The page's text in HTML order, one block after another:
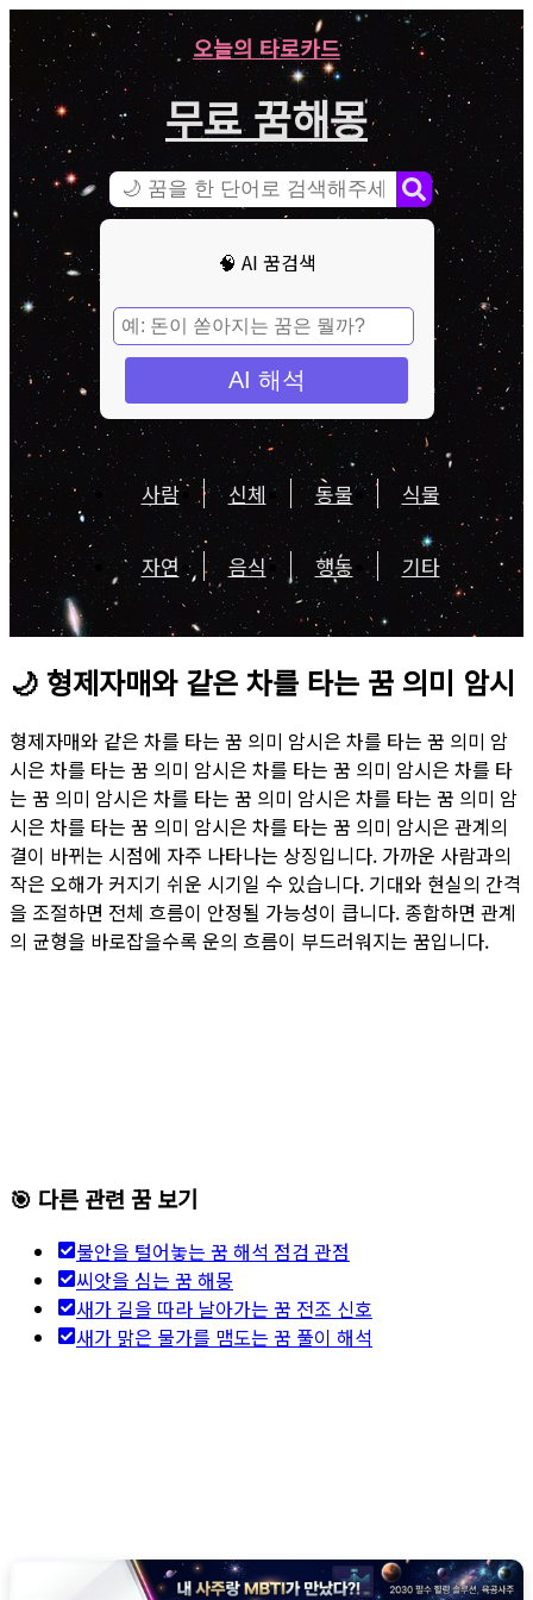
오늘의 타로카드
무료 꿈해몽
🧠 AI 꿈검색
AI 해석
사람 신체 동물 식물
자연 음식 행동 기타
🌙 형제자매와 같은 차를 타는 꿈 의미 암시
형제자매와 같은 차를 타는 꿈 의미 암시은 차를 타는 꿈 의미 암
시은 차를 타는 꿈 의미 암시은 차를 타는 꿈 의미 암시은 차를 타
는 꿈 의미 암시은 차를 타는 꿈 의미 암시은 차를 타는 꿈 의미 암
시은 차를 타는 꿈 의미 암시은 차를 타는 꿈 의미 암시은 관계의
결이 바뀌는 시점에 자주 나타나는 상징입니다. 가까운 사람과의
작은 오해가 커지기 쉬운 시기일 수 있습니다. 기대와 현실의 간격
을 조절하면 전체 흐름이 안정될 가능성이 큽니다. 종합하면 관계
의 균형을 바로잡을수록 운의 흐름이 부드러워지는 꿈입니다.
🎯 다른 관련 꿈 보기
불안을 털어놓는 꿈 해석 점검 관점
씨앗을 심는 꿈 해몽
새가 길을 따라 날아가는 꿈 전조 신호
새가 맑은 물가를 맴도는 꿈 풀이 해석